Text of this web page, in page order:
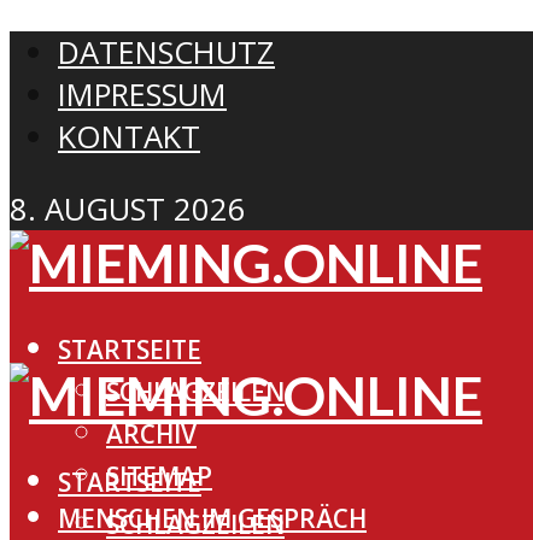
DATENSCHUTZ
IMPRESSUM
KONTAKT
8. AUGUST 2026
STARTSEITE
SCHLAGZEILEN
ARCHIV
SITEMAP
MENSCHEN IM GESPRÄCH
STARTSEITE
SCHLAGZEILEN